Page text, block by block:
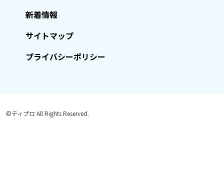
新着情報
サイトマップ
プライバシーポリシー
©ティプロ All Rights Reserved.